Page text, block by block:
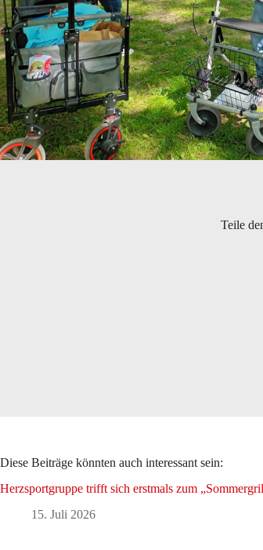
Teile
Diese Beiträge könnten auch interessant sein:
Herzsportgruppe trifft sich erstmals zum
15. Juli 2026